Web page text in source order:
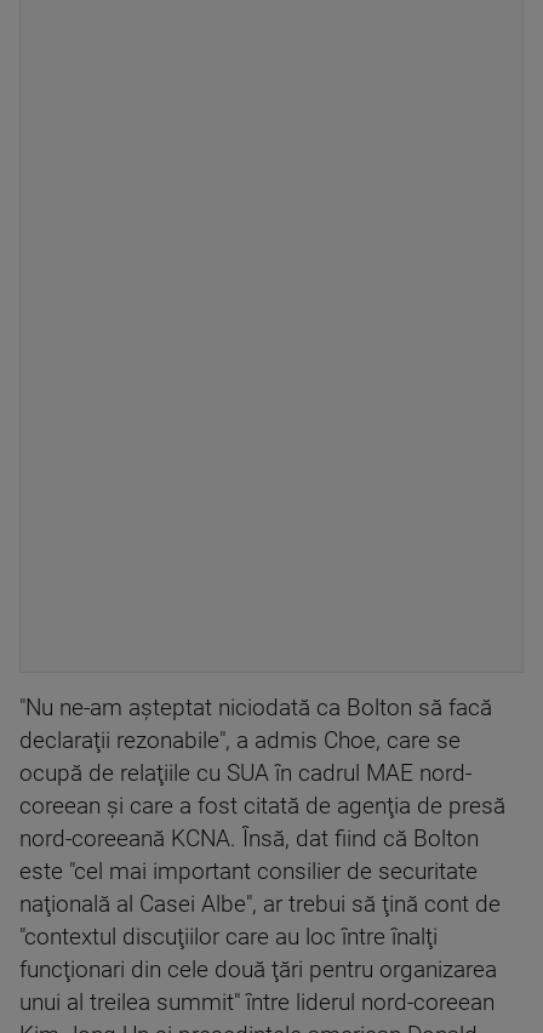
"Nu ne-am aşteptat niciodată ca Bolton să facă
declaraţii rezonabile", a admis Choe, care se
ocupă de relaţiile cu SUA în cadrul MAE nord-
coreean şi care a fost citată de agenţia de presă
nord-coreeană KCNA. Însă, dat fiind că Bolton
este "cel mai important consilier de securitate
naţională al Casei Albe", ar trebui să ţină cont de
"contextul discuţiilor care au loc între înalţi
funcţionari din cele două ţări pentru organizarea
unui al treilea summit" între liderul nord-coreean